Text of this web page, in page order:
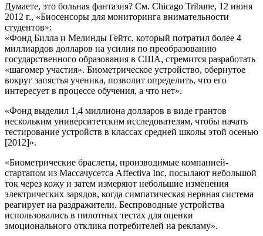
Думаете, это больная фантазия? См. Chicago Tribune, 12 июня
2012 г., «Биосенсоры для мониторинга внимательности
студентов»:
«Фонд Билла и Мелинды Гейтс, который потратил более 4
миллиардов долларов на усилия по преобразованию
государственного образования в США, стремится разработать
«шагомер участия». Биометрическое устройство, обернутое
вокруг запястья ученика, позволит определить, что его
интересует в процессе обучения, а что нет».
«Фонд выделил 1,4 миллиона долларов в виде грантов
нескольким университетским исследователям, чтобы начать
тестирование устройств в классах средней школы этой осенью
[2012]».
«Биометрические браслеты, производимые компанией-
стартапом из Массачусетса Affectiva Inc, посылают небольшой
ток через кожу и затем измеряют небольшие изменения
электрических зарядов, когда симпатическая нервная система
реагирует на раздражители. Беспроводные устройства
использовались в пилотных тестах для оценки
эмоционального отклика потребителей на рекламу».